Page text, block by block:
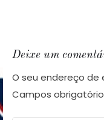
Deixe um
O seu endereço de
Campos